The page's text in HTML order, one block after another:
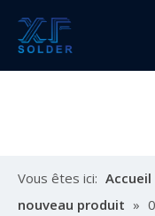
Vous êtes ici: Accueil
nouveau produit »